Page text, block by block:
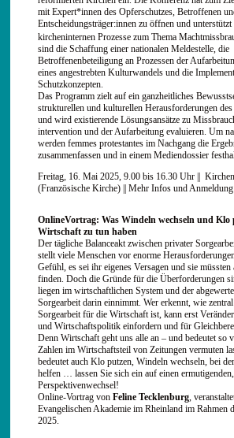
mit Expert*innen des Opferschutzes, Betroffenen
Entscheidungsträger:innen zu öffnen und unterstützt
kircheninternen Prozesse zum Thema
sind die Schaffung einer nationalen Meldestelle, die
Betroffenenbeteiligung an Prozessen der
eines angestrebten Kulturwandels und die
Schutzkonzepten.
Das Programm zielt auf ein ganzheitliches
strukturellen und kulturellen Herausforderungen
und wird existierende Lösungsansätze zu
intervention und der Aufarbeitung evaluieren. Um
werden femmes protestantes im Nachgang die
zusammenfassen und in einem Mediendossier
Freitag, 16. Mai 2025, 9.00 bis 16.30 Uhr ||
(Französische Kirche) || Mehr Infos und Anmeldung
OnlineVortrag: Was Windeln wechseln und Klo
Wirtschaft zu tun haben
Der tägliche Balanceakt zwischen privater
stellt viele Menschen vor enorme
Gefühl, es sei ihr eigenes Versagen und sie
finden. Doch die Gründe für die Überforderungen
liegen im wirtschaftlichen System und der
Sorgearbeit darin einnimmt. Wer erkennt, wie
Sorgearbeit für die Wirtschaft ist, kann erst
und Wirtschaftspolitik einfordern und für
Denn Wirtschaft geht uns alle an – und bedeutet so
Zahlen im Wirtschaftsteil von Zeitungen vermuten
bedeutet auch Klo putzen, Windeln wechseln, bei
helfen … lassen Sie sich ein auf einen
Perspektivenwechsel!
Online-Vortrag von Feline Tecklenburg,
Evangelischen Akademie im Rheinland im Rahmen
2025.